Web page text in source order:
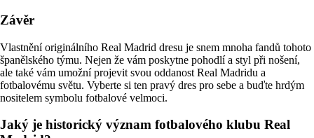
Závěr
Vlastnění originálního Real Madrid dresu je snem mnoha fandů tohoto
španělského týmu. Nejen že vám poskytne pohodlí a styl při nošení,
ale také vám umožní projevit svou oddanost Real Madridu a
fotbalovému světu. Vyberte si ten pravý dres pro sebe a buďte hrdým
nositelem symbolu fotbalové velmoci.
Jaký je historický význam fotbalového klubu Real